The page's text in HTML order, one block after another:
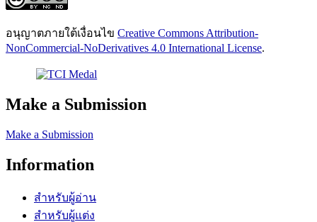
อนุญาตภายใต้เงื่อนไข Creative Commons Attribution-
NonCommercial-NoDerivatives 4.0 International License.
Make a Submission
Make a Submission
Information
สำหรับผู้อ่าน
สำหรับผู้แต่ง